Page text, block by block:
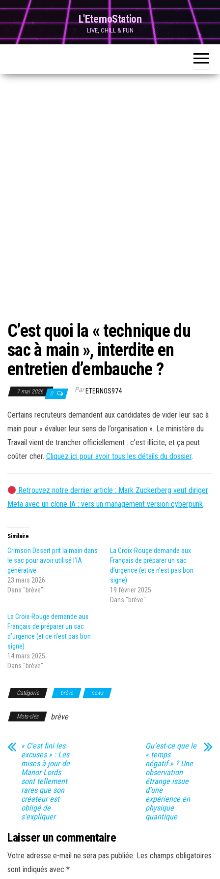
Skip
to
content
L'EternoStation
LIVE, CHILL & FUN
C’est quoi la « technique du
sac à main », interdite en
entretien d’embauche ?
7 mai 2026 0 ParETERNOS974
Certains recruteurs demandent aux candidates de vider leur sac à
main pour « évaluer leur sens de l’organisation ». Le ministère du
Travail vient de trancher officiellement : c’est illicite, et ça peut
coûter cher. Cliquez ici pour avoir tous les détails du dossier.
Retrouvez notre dernier article : Mark Zuckerberg veut diriger
Meta avec un clone IA : vers un management version cyberpunk
Similaire
Crimson Desert prit la main dans
le sac pour avoir utilisé l’IA
générative
23 mars 2026
Dans "brève"
La Croix-Rouge demande aux
Français de préparer un sac
d’urgence (et ce n’est pas bon
signe)
19 février 2025
Dans "brève"
La Croix-Rouge demande aux
Français de préparer un sac
d’urgence (et ce n’est pas bon
signe)
14 mars 2025
Dans "brève"
Catégorie brève news
Mots-clés brève
« C’est fini les
excuses » : Les
mises à jour de
Manor Lords
sont tellement
rares que son
créateur est
obligé de
s’expliquer
Qu’est-ce que le
« temps
négatif » ? Une
observation
étrange issue
d’une
expérience en
physique
quantique
Laisser un commentaire
Votre adresse e-mail ne sera pas publiée. Les champs obligatoires
sont indiqués avec *